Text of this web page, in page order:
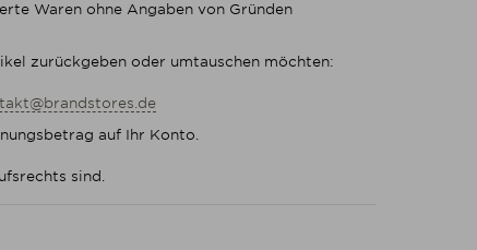
Waren ohne Angaben von Gründen
zurückgeben oder umtauschen möchten:
auf Ihr Konto.
sind.